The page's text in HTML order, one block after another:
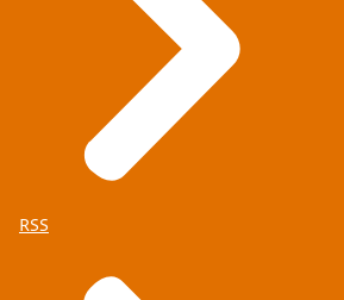
RSS